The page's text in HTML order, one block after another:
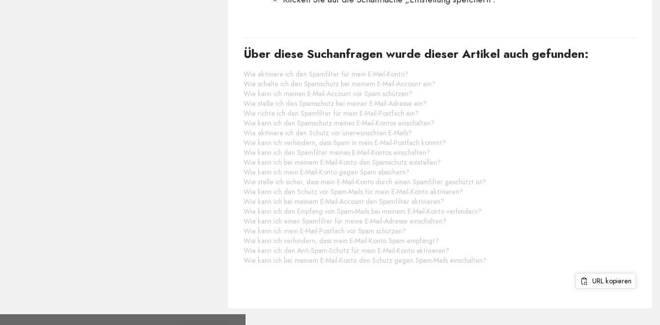
Über diese Suchanfragen wurde dieser Artikel auch gefunden:
Wie aktiviere ich den Spamfilter für mein E-Mail-Konto?
Wie schalte ich den Spamschutz bei meinem E-Mail-Account ein?
Wie kann ich meinen E-Mail-Account vor Spam schützen?
Wie stelle ich den Spamschutz bei meiner E-Mail-Adresse ein?
Wie richte ich den Spamfilter für mein E-Mail-Postfach ein?
Wie kann ich den Spamschutz meines E-Mail-Kontos einschalten?
Wie aktiviere ich den Schutz vor unerwünschten E-Mails?
Wie kann ich verhindern, dass Spam in mein E-Mail-Postfach kommt?
Wie kann ich den Spamfilter meines E-Mail-Kontos einschalten?
Wie kann ich bei meinem E-Mail-Konto den Spamschutz einstellen?
Wie kann ich mein E-Mail-Konto gegen Spam absichern?
Wie stelle ich sicher, dass mein E-Mail-Konto durch einen Spamfilter geschützt ist?
Wie kann ich den Schutz vor Spam-Mails für mein E-Mail-Konto aktivieren?
Wie kann ich bei meinem E-Mail-Account den Spamfilter aktivieren?
Wie kann ich den Empfang von Spam-Mails bei meinem E-Mail-Konto verhindern?
Wie kann ich einen Spamfilter für meine E-Mail-Adresse einschalten?
Wie kann ich mein E-Mail-Postfach vor Spam schützen?
Wie kann ich verhindern, dass mein E-Mail-Konto Spam empfängt?
Wie kann ich den Anti-Spam-Schutz für mein E-Mail-Konto aktivieren?
Wie kann ich bei meinem E-Mail-Konto den Schutz gegen Spam-Mails einschalten?
URL kopieren